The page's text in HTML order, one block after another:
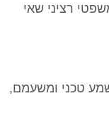
רציני שאי
טכני ומשעמם,